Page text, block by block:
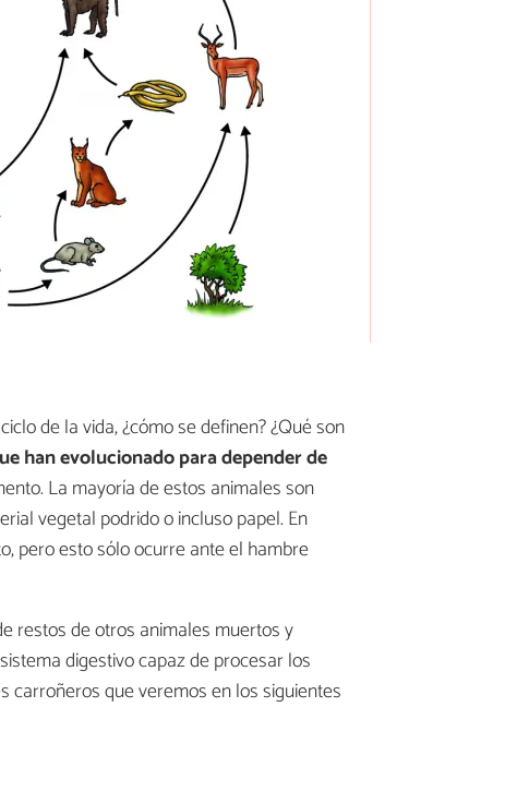
de la vida, ¿cómo se definen? ¿Qué son
han evolucionado para depender de
La mayoría de estos animales son
vegetal podrido o incluso papel. En
pero esto sólo ocurre ante el hambre
restos de otros animales muertos y
digestivo capaz de procesar los
carroñeros que veremos en los siguientes